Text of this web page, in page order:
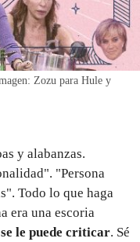
Zozu para Hule y
y alabanzas.
"Persona
Todo lo que haga
era una escoria
le puede criticar. Sé